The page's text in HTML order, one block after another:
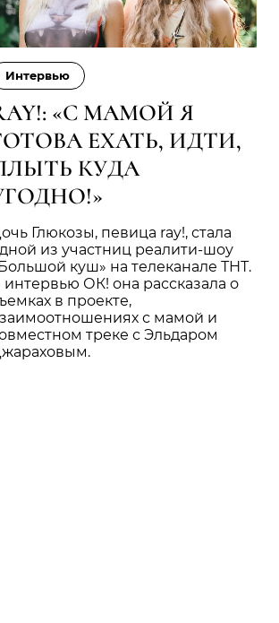
Интервью
«С МАМОЙ Я
ЕХАТЬ, ИДТИ,
КУДА
Глюкозы, певица ray!, стала
из участниц реалити-шоу
куш» на телеканале ТНТ.
интервью ОК! она рассказала о
в проекте,
с мамой и
треке с Эльдаром